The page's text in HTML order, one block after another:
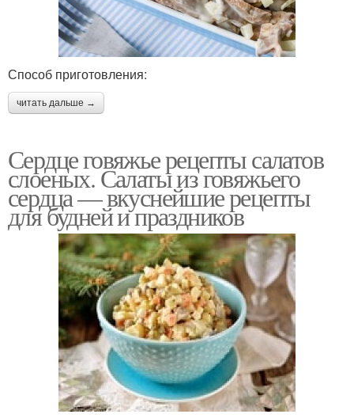
Способ приготовления:
читать дальше →
Сердце говяжье рецепты салатов
слоеных. Салаты из говяжьего
сердца — вкуснейшие рецепты
для будней и праздников